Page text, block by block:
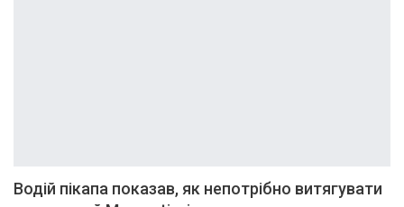
Водій пікапа показав, як непотрібно витягувати